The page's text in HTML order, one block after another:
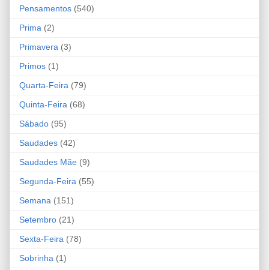
Pensamentos (540)
Prima (2)
Primavera (3)
Primos (1)
Quarta-Feira (79)
Quinta-Feira (68)
Sábado (95)
Saudades (42)
Saudades Mãe (9)
Segunda-Feira (55)
Semana (151)
Setembro (21)
Sexta-Feira (78)
Sobrinha (1)